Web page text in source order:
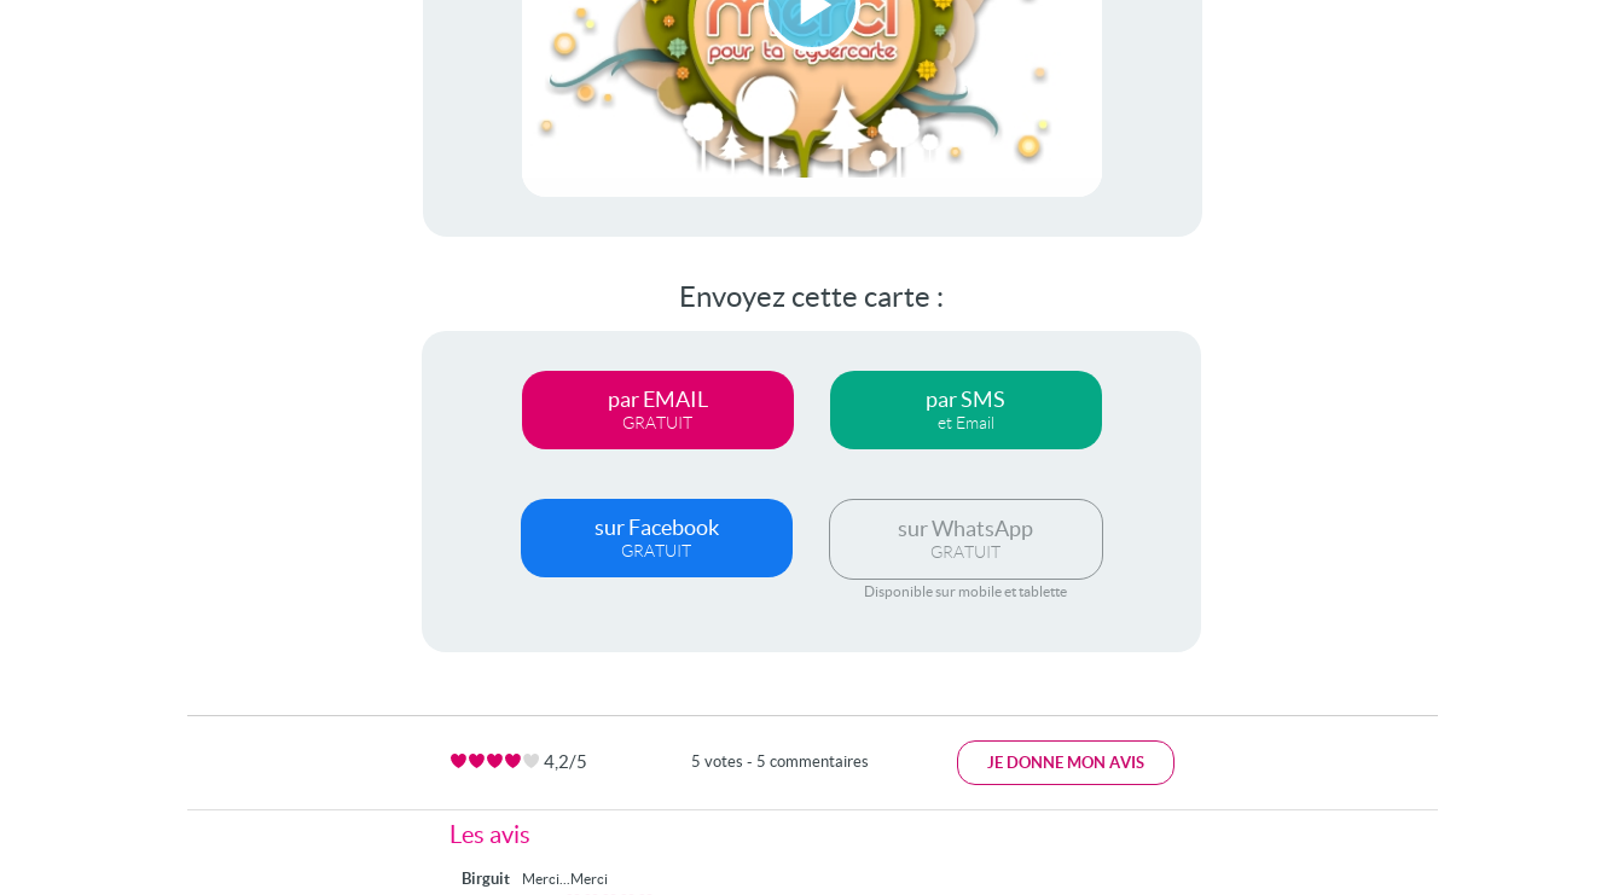
Lire
la
Envoyez cette carte :
par EMAIL
GRATUIT
par SMS
et Email
sur Facebook
GRATUIT
sur WhatsApp
GRATUIT
Disponible sur mobile et tablette
4,2/5 5 votes - 5 commentaires JE DONNE MON AVIS
Les avis
Birguit
Merci...Merci